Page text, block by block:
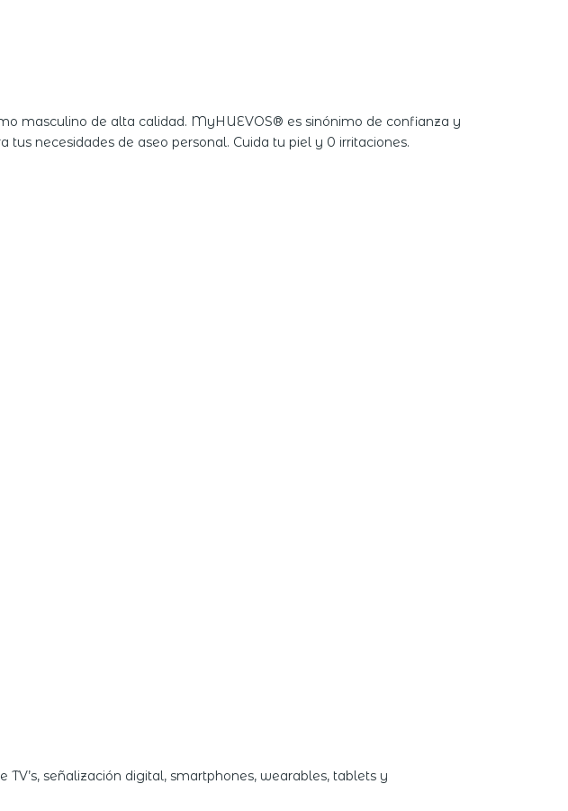
masculino de alta calidad. MyHUEVOS® es sinónimo de confianza y
necesidades de aseo personal. Cuida tu piel y 0 irritaciones.
señalización digital, smartphones, wearables, tablets y